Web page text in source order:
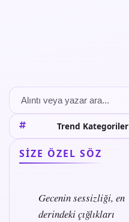
Trend Kategoriler
SIZE ÖZEL SÖZ
Gecenin sessizliği, en
derindeki çığlıkları